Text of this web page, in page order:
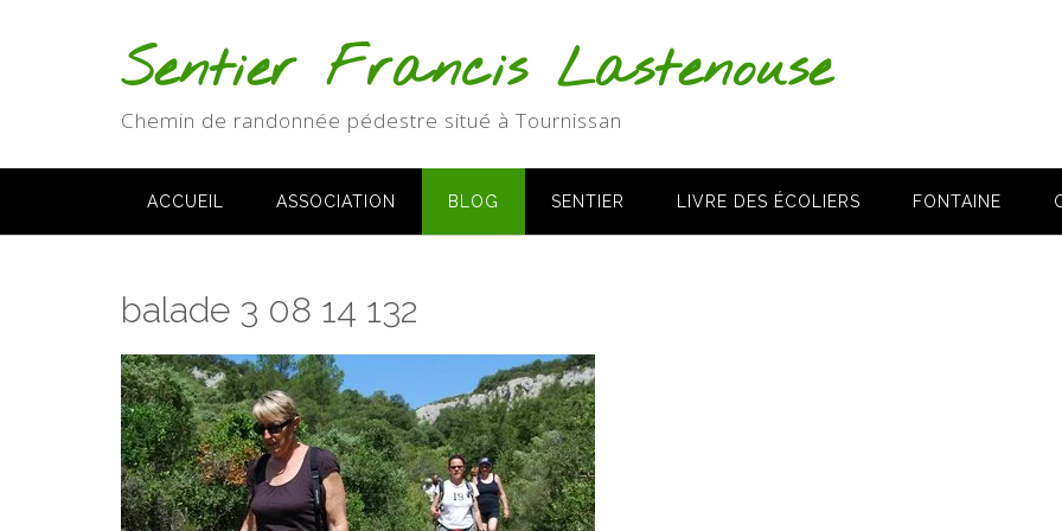
Sentier Francis Lastenouse
Chemin de randonnée pédestre situé à Tournissan
ACCUEIL ASSOCIATION BLOG SENTIER LIVRE DES ÉCOLIERS FONTAINE
balade 3 08 14 132